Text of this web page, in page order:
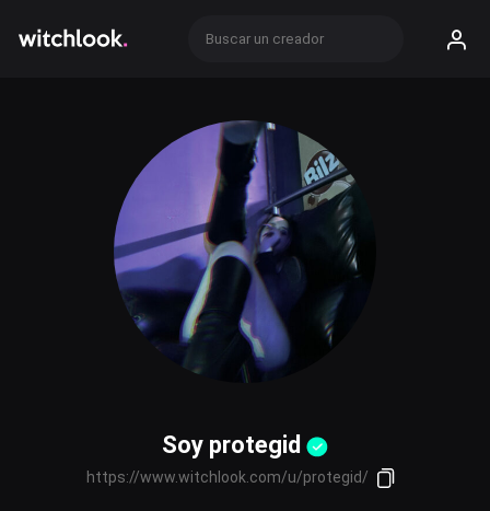
Soy protegid
https://www.witchlook.com/u/protegid/